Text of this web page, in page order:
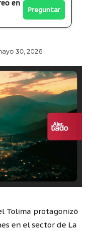
en
Preguntar
30, 2026
Tolima protagonizó
en el sector de La